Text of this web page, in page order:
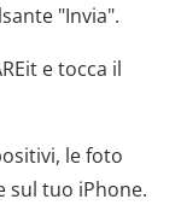
"Invia".
e tocca il
le foto
tuo iPhone.